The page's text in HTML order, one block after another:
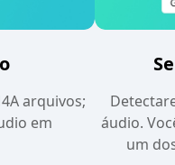
arquivos;
em
áudio.
um